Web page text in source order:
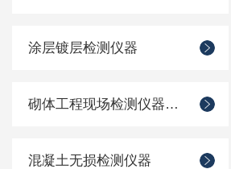
涂层镀层检测仪器
砌体工程现场检测仪器仪表
混凝土无损检测仪器